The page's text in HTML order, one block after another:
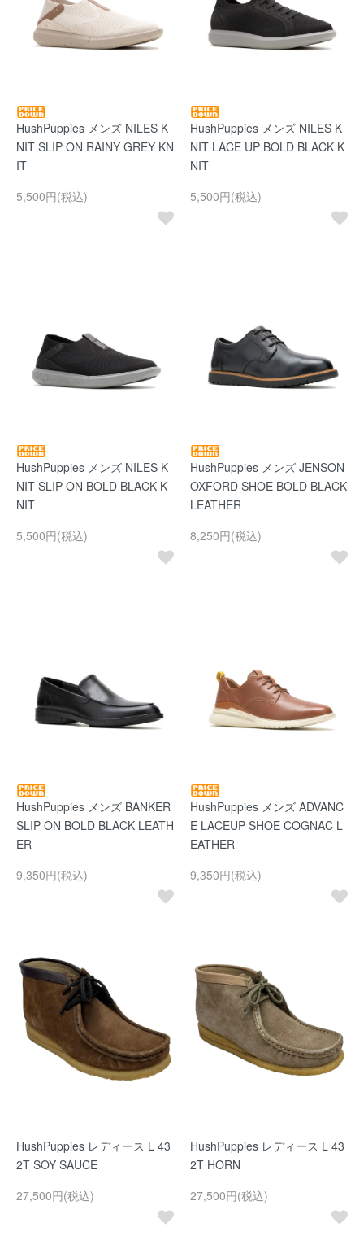
HushPuppies メンズ NILES K
NIT SLIP ON RAINY GREY KN
IT
5,500円(税込)
HushPuppies メンズ NILES K
NIT LACE UP BOLD BLACK K
NIT
5,500円(税込)
HushPuppies メンズ NILES K
NIT SLIP ON BOLD BLACK K
NIT
5,500円(税込)
HushPuppies メンズ JENSON
OXFORD SHOE BOLD BLACK
LEATHER
8,250円(税込)
HushPuppies メンズ BANKER
SLIP ON BOLD BLACK LEATH
ER
9,350円(税込)
HushPuppies メンズ ADVANC
E LACEUP SHOE COGNAC L
EATHER
9,350円(税込)
HushPuppies レディース L 43
2T SOY SAUCE
27,500円(税込)
HushPuppies レディース L 43
2T HORN
27,500円(税込)